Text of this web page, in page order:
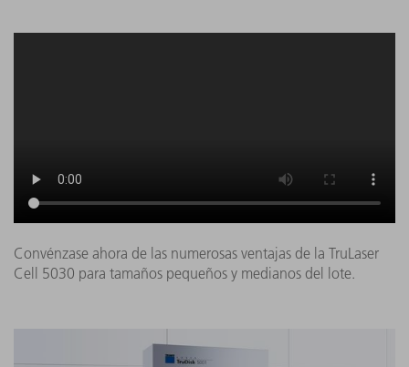
Convénzase ahora de las numerosas ventajas de la TruLaser
Cell 5030 para tamaños pequeños y medianos del lote.